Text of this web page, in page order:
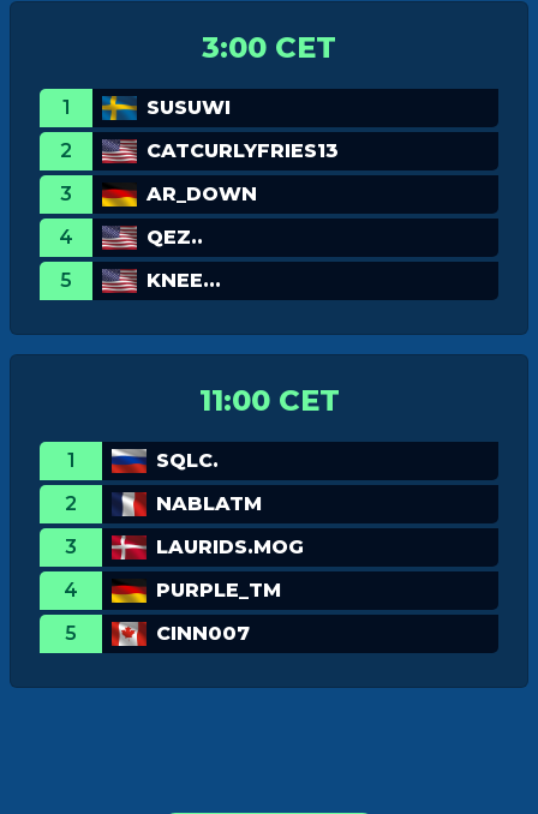
3:00 CET
1
SUSUWI
2
CATCURLYFRIES13
3
AR_DOWN
4
QEZ..
5
KNEE...
11:00 CET
1
SQLC.
2
NABLATM
3
LAURIDS.MOG
4
PURPLE_TM
5
CINN007